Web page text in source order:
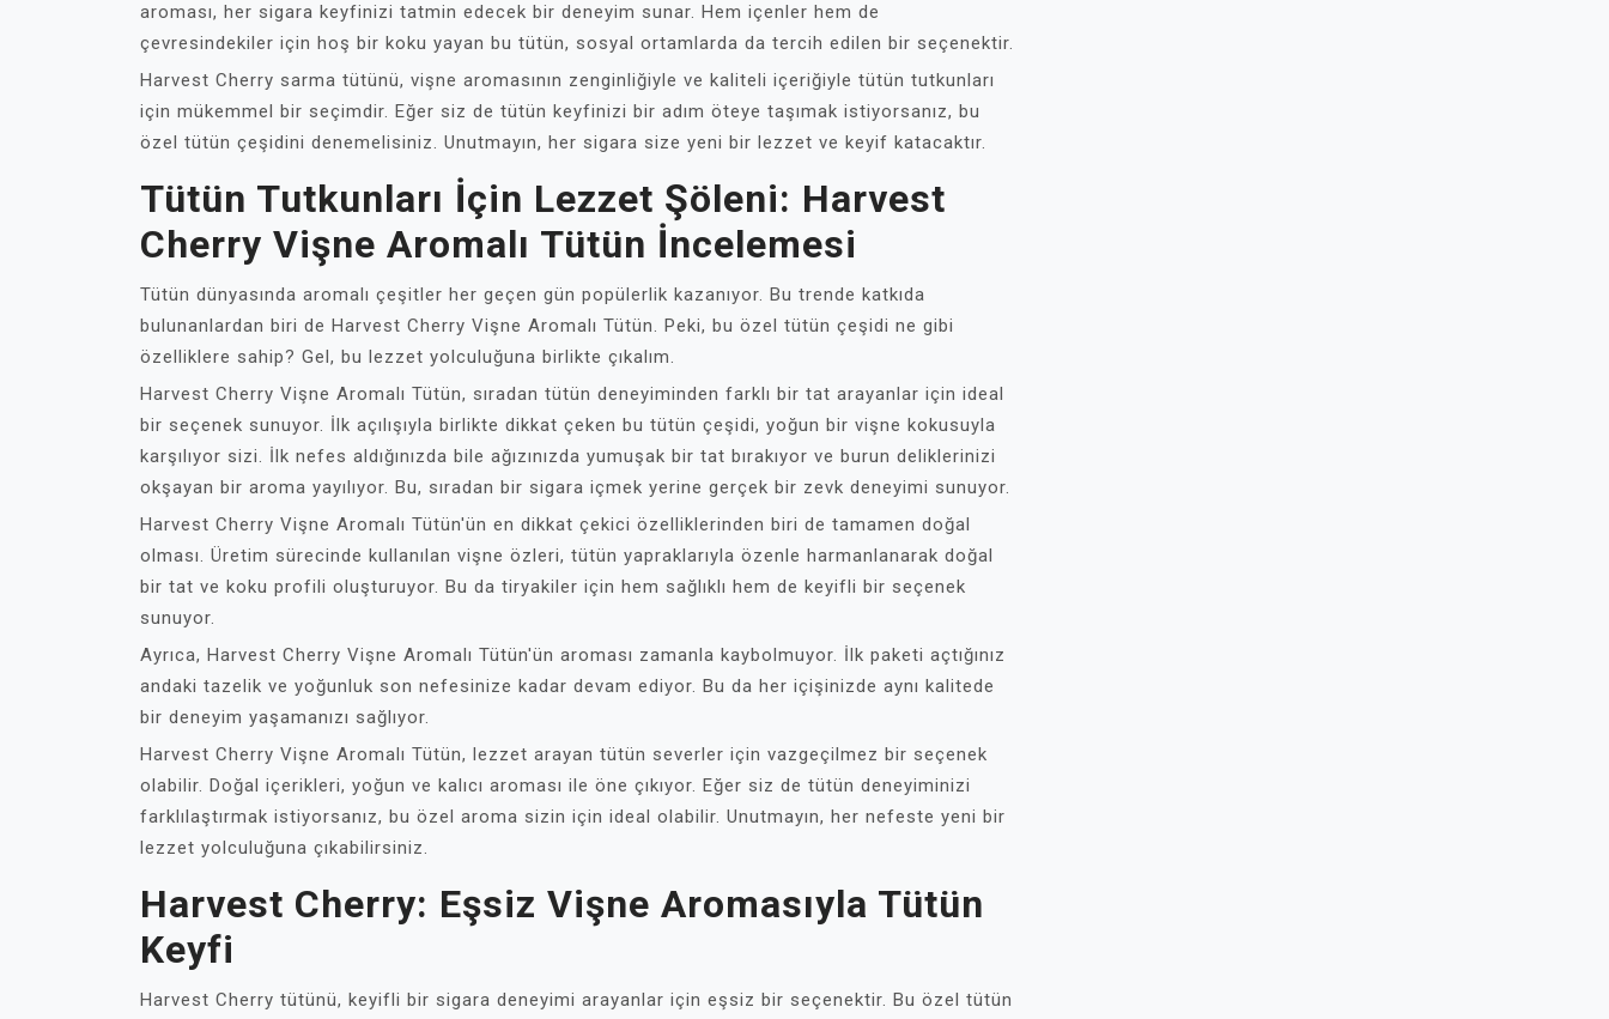
aroması, her sigara keyfinizi tatmin edecek bir deneyim sunar. Hem içenler hem de
çevresindekiler için hoş bir koku yayan bu tütün, sosyal ortamlarda da tercih edilen bir seçenektir.
Harvest Cherry sarma tütünü, vişne aromasının zenginliğiyle ve kaliteli içeriğiyle tütün tutkunları
için mükemmel bir seçimdir. Eğer siz de tütün keyfinizi bir adım öteye taşımak istiyorsanız, bu
özel tütün çeşidini denemelisiniz. Unutmayın, her sigara size yeni bir lezzet ve keyif katacaktır.
Tütün Tutkunları İçin Lezzet Şöleni: Harvest
Cherry Vişne Aromalı Tütün İncelemesi
Tütün dünyasında aromalı çeşitler her geçen gün popülerlik kazanıyor. Bu trende katkıda
bulunanlardan biri de Harvest Cherry Vişne Aromalı Tütün. Peki, bu özel tütün çeşidi ne gibi
özelliklere sahip? Gel, bu lezzet yolculuğuna birlikte çıkalım.
Harvest Cherry Vişne Aromalı Tütün, sıradan tütün deneyiminden farklı bir tat arayanlar için ideal
bir seçenek sunuyor. İlk açılışıyla birlikte dikkat çeken bu tütün çeşidi, yoğun bir vişne kokusuyla
karşılıyor sizi. İlk nefes aldığınızda bile ağızınızda yumuşak bir tat bırakıyor ve burun deliklerinizi
okşayan bir aroma yayılıyor. Bu, sıradan bir sigara içmek yerine gerçek bir zevk deneyimi sunuyor.
Harvest Cherry Vişne Aromalı Tütün'ün en dikkat çekici özelliklerinden biri de tamamen doğal
olması. Üretim sürecinde kullanılan vişne özleri, tütün yapraklarıyla özenle harmanlanarak doğal
bir tat ve koku profili oluşturuyor. Bu da tiryakiler için hem sağlıklı hem de keyifli bir seçenek
sunuyor.
Ayrıca, Harvest Cherry Vişne Aromalı Tütün'ün aroması zamanla kaybolmuyor. İlk paketi açtığınız
andaki tazelik ve yoğunluk son nefesinize kadar devam ediyor. Bu da her içişinizde aynı kalitede
bir deneyim yaşamanızı sağlıyor.
Harvest Cherry Vişne Aromalı Tütün, lezzet arayan tütün severler için vazgeçilmez bir seçenek
olabilir. Doğal içerikleri, yoğun ve kalıcı aroması ile öne çıkıyor. Eğer siz de tütün deneyiminizi
farklılaştırmak istiyorsanız, bu özel aroma sizin için ideal olabilir. Unutmayın, her nefeste yeni bir
lezzet yolculuğuna çıkabilirsiniz.
Harvest Cherry: Eşsiz Vişne Aromasıyla Tütün
Keyfi
Harvest Cherry tütünü, keyifli bir sigara deneyimi arayanlar için eşsiz bir seçenektir. Bu özel tütün